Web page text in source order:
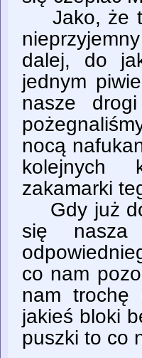
Jako, że
dalej, do
jednym
nasze
nocą
kolejnych
zakamarki
Gdy już
się nasza
co nam
nam trochę
jakieś bloki
puszki to co